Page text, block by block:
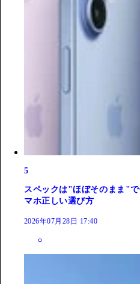
5
スペックは"ほぼそのまま"
マホ正しい選び方
2026年07月28日 17:40